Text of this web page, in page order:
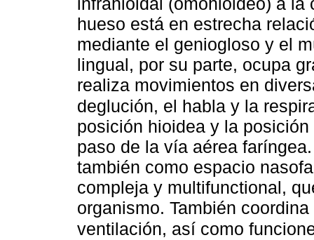
hueso está en estrecha
mediante el geniogloso y el
lingual, por su parte, ocupa
realiza movimientos en
deglución, el habla y la
posición hioidea y la
paso de la vía aérea
también como espacio
compleja y multifunctional,
organismo. También
ventilación, así como